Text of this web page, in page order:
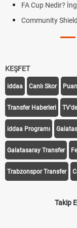
FA Cup Nedir?
Community
KEŞFET
iddaa Canlı Skor
Transfer Haberleri
iddaa Programı
Galatasaray Transfer
Trabzonspor Transfer
Takip